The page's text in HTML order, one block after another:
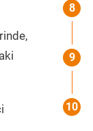
8
9
10